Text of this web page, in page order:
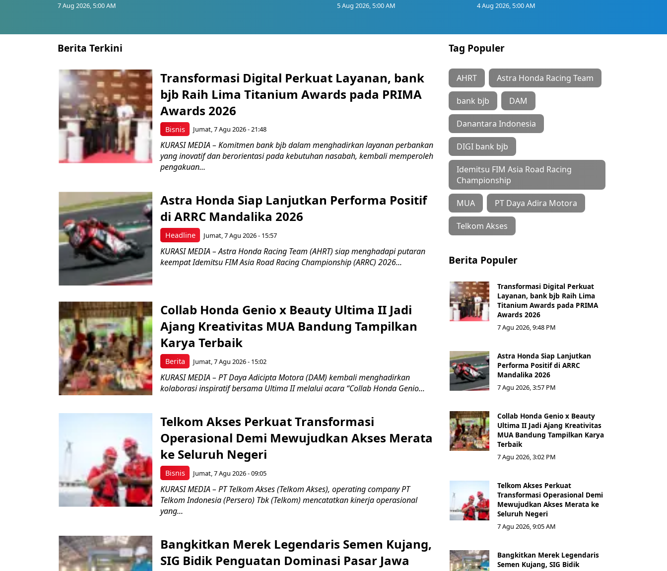
7 Aug 2026, 5:00 AM 5 Aug 2026, 5:00 AM 4 Aug 2026, 5:00 AM
Berita Terkini
Bisnis
Transformasi Digital Perkuat Layanan, bank
bjb Raih Lima Titanium Awards pada PRIMA
Awards 2026
Jumat, 7 Agu 2026 - 21:48
KURASI MEDIA – Komitmen bank bjb dalam menghadirkan layanan perbankan
yang inovatif dan berorientasi pada kebutuhan nasabah, kembali memperoleh
pengakuan...
Headline
Astra Honda Siap Lanjutkan Performa Positif
di ARRC Mandalika 2026
Jumat, 7 Agu 2026 - 15:57
KURASI MEDIA – Astra Honda Racing Team (AHRT) siap menghadapi putaran
keempat Idemitsu FIM Asia Road Racing Championship (ARRC) 2026...
Berita
Collab Honda Genio x Beauty Ultima II Jadi
Ajang Kreativitas MUA Bandung Tampilkan
Karya Terbaik
Jumat, 7 Agu 2026 - 15:02
KURASI MEDIA – PT Daya Adicipta Motora (DAM) kembali menghadirkan
kolaborasi inspiratif bersama Ultima II melalui acara “Collab Honda Genio...
Bisnis
Telkom Akses Perkuat Transformasi
Operasional Demi Mewujudkan Akses Merata
ke Seluruh Negeri
Jumat, 7 Agu 2026 - 09:05
KURASI MEDIA – PT Telkom Akses (Telkom Akses), operating company PT
Telkom Indonesia (Persero) Tbk (Telkom) mencatatkan kinerja operasional
yang...
Bangkitkan Merek Legendaris Semen Kujang,
SIG Bidik Penguatan Dominasi Pasar Jawa
Tag Populer
AHRT Astra Honda Racing Team
bank bjb DAM
Danantara Indonesia
DIGI bank bjb
Idemitsu FIM Asia Road Racing
Championship
MUA PT Daya Adira Motora
Telkom Akses
Berita Populer
Transformasi Digital Perkuat
Layanan, bank bjb Raih Lima
Titanium Awards pada PRIMA
Awards 2026
7 Agu 2026, 9:48 PM
Astra Honda Siap Lanjutkan
Performa Positif di ARRC
Mandalika 2026
7 Agu 2026, 3:57 PM
Collab Honda Genio x Beauty
Ultima II Jadi Ajang Kreativitas
MUA Bandung Tampilkan Karya
Terbaik
7 Agu 2026, 3:02 PM
Telkom Akses Perkuat
Transformasi Operasional Demi
Mewujudkan Akses Merata ke
Seluruh Negeri
7 Agu 2026, 9:05 AM
Bangkitkan Merek Legendaris
Semen Kujang, SIG Bidik